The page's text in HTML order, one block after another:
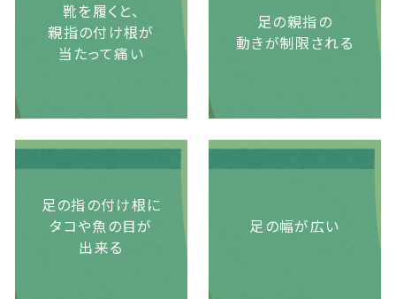
靴を履くと、
親指の付け根が
当たって痛い
足の親指の
動きが制限される
足の指の付け根に
タコや魚の目が
出来る
足の幅が広い